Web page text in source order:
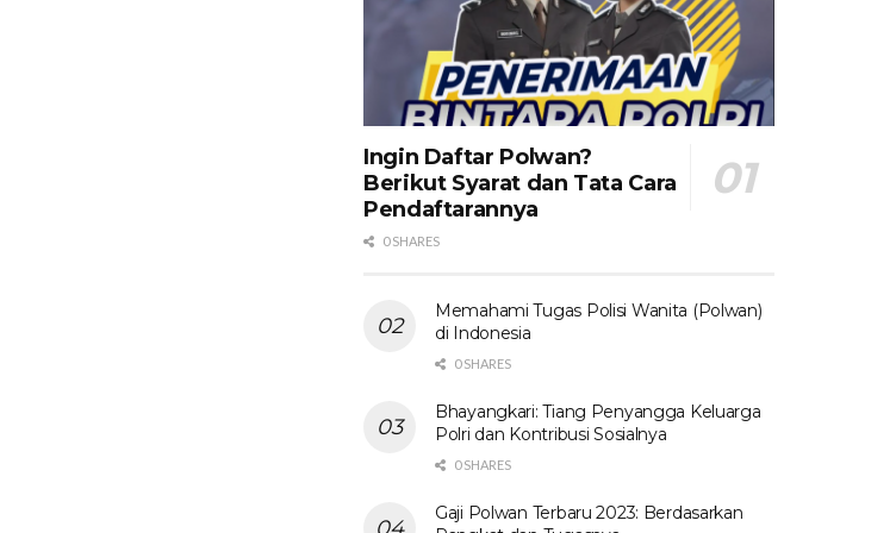
Ingin Daftar Polwan?
Berikut Syarat dan Tata Cara
Pendaftarannya
0 SHARES
Memahami Tugas Polisi Wanita (Polwan)
di Indonesia
0 SHARES
Bhayangkari: Tiang Penyangga Keluarga
Polri dan Kontribusi Sosialnya
0 SHARES
Gaji Polwan Terbaru 2023: Berdasarkan